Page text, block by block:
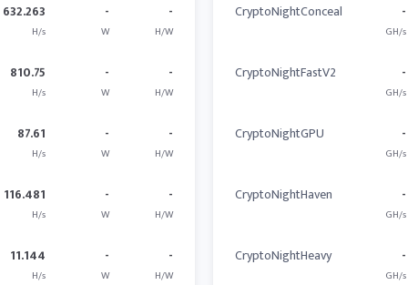
632.263
H/s
-
W
-
H/W
810.75
H/s
-
W
-
H/W
87.61
H/s
-
W
-
H/W
116.481
H/s
-
W
-
H/W
11.144
H/s
-
W
-
H/W
CryptoNightConceal -
GH/s
CryptoNightFastV2 -
GH/s
CryptoNightGPU -
GH/s
CryptoNightHaven -
GH/s
CryptoNightHeavy -
GH/s